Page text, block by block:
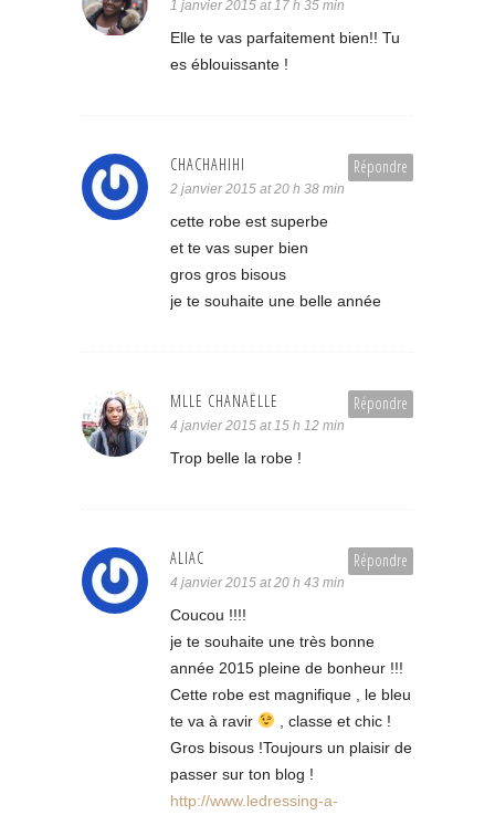
1 janvier 2015 at 17 h 35 min
Elle te vas parfaitement bien!! Tu
es éblouissante !
Répondre
CHACHAHIHI
2 janvier 2015 at 20 h 38 min
cette robe est superbe
et te vas super bien
gros gros bisous
je te souhaite une belle année
Répondre
MLLE CHANAËLLE
4 janvier 2015 at 15 h 12 min
Trop belle la robe !
Répondre
ALIAC
4 janvier 2015 at 20 h 43 min
Coucou !!!!
je te souhaite une très bonne
année 2015 pleine de bonheur !!!
Cette robe est magnifique , le bleu
te va à ravir
, classe et chic !
Gros bisous !Toujours un plaisir de
passer sur ton blog !
http://www.ledressing-a-